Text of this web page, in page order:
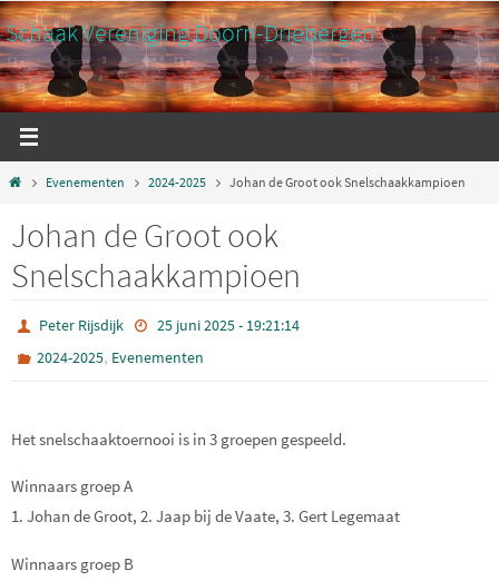
Ga
naar
de
inhoud
Schaak Vereniging Doorn-Driebergen
HomeEvenementen 2024-2025 Johan de Groot ook Snelschaakkampioen
Johan de Groot ook
Snelschaakkampioen
Peter Rijsdijk
25 juni 2025 - 19:21:14
2024-2025, Evenementen
Het snelschaaktoernooi is in 3 groepen gespeeld.
Winnaars groep A
1. Johan de Groot, 2. Jaap bij de Vaate, 3. Gert Legemaat
Winnaars groep B